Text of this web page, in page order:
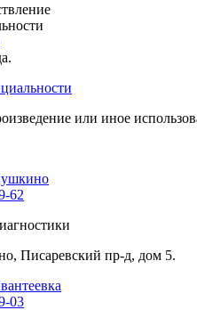
или иное
62
Писаревский пр-д, дом 5.
03